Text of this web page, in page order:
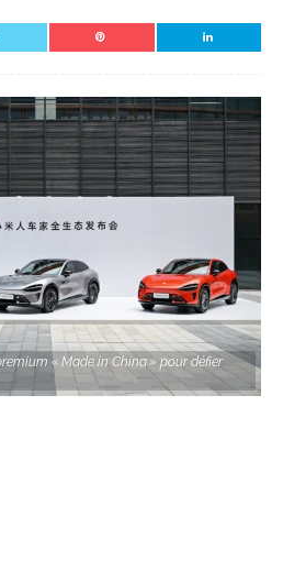
« Made in China » pour défier